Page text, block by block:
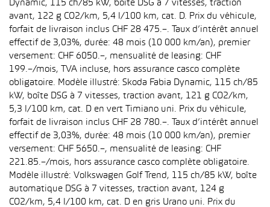
Dynamic, 115 ch/85 kW, boîte DSG à 7 vitesses, traction
avant, 122 g CO2/km, 5,4 l/100 km, cat. D. Prix du véhicule,
forfait de livraison inclus CHF 28 475.–. Taux d’intérêt annuel
effectif de 3,03%, durée: 48 mois (10 000 km/an), premier
versement: CHF 6050.–, mensualité de leasing: CHF
199.–/mois, TVA incluse, hors assurance casco complète
obligatoire. Modèle illustré: Skoda Fabia Dynamic, 115 ch/85
kW, boîte DSG à 7 vitesses, traction avant, 121 g CO2/km,
5,3 l/100 km, cat. D en vert Timiano uni. Prix du véhicule,
forfait de livraison inclus CHF 28 780.–. Taux d’intérêt annuel
effectif de 3,03%, durée: 48 mois (10 000 km/an), premier
versement: CHF 5650.–, mensualité de leasing: CHF
221.85.–/mois, hors assurance casco complète obligatoire.
Modèle illustré: Volkswagen Golf Trend, 115 ch/85 kW, boîte
automatique DSG à 7 vitesses, traction avant, 124 g
CO2/km, 5,4 l/100 km, cat. D en gris Urano uni. Prix du